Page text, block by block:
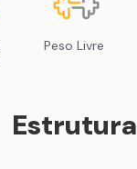
Peso Livre
Estrutura